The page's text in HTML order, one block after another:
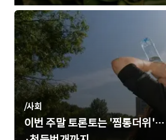
/사회
이번 주말 토론토는 '찜통더위'…